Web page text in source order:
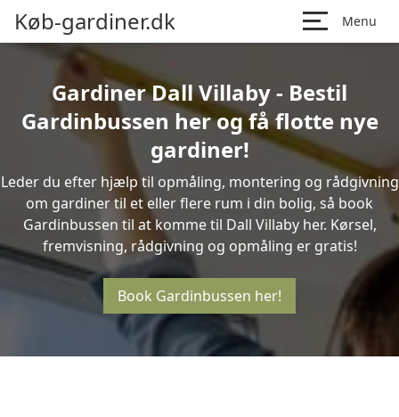
Køb-gardiner.dk Menu
Gardiner Dall Villaby - Bestil
Gardinbussen her og få flotte nye
gardiner!
Leder du efter hjælp til opmåling, montering og rådgivning
om gardiner til et eller flere rum i din bolig, så book
Gardinbussen til at komme til Dall Villaby her. Kørsel,
fremvisning, rådgivning og opmåling er gratis!
Book Gardinbussen her!